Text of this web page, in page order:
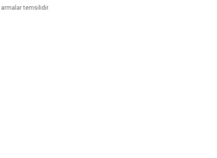
armalar temsilidir.